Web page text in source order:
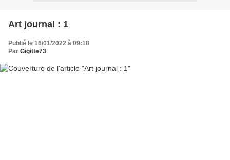
Art journal : 1
Publié le 16/01/2022 à 09:18
Par Gigitte73